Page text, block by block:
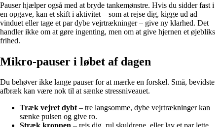
Pauser hjælper også med at bryde tankemønstre. Hvis du sidder fast i
en opgave, kan et skift i aktivitet – som at rejse dig, kigge ud ad
vinduet eller tage et par dybe vejrtrækninger – give ny klarhed. Det
handler ikke om at gøre ingenting, men om at give hjernen et øjebliks
frihed.
Mikro-pauser i løbet af dagen
Du behøver ikke lange pauser for at mærke en forskel. Små, bevidste
afbræk kan være nok til at sænke stressniveauet.
Træk vejret dybt– tre langsomme, dybe vejrtrækninger kan
sænke pulsen og give ro.